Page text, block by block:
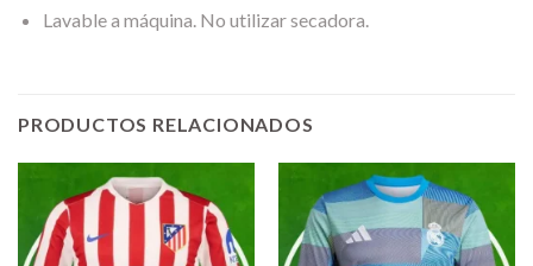
Lavable a máquina. No utilizar secadora.
PRODUCTOS RELACIONADOS